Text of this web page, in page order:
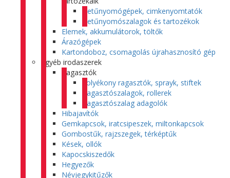
Betűnyomógépek, cimkenyomtatók
Betűnyomószalagok és tartozékok
Elemek, akkumulátorok, töltők
Árazógépek
Kartondoboz, csomagolás újrahasznosító gép
Egyéb irodaszerek
Ragasztók
Folyékony ragasztók, sprayk, stiftek
Ragasztószalagok, rollerek
Ragasztószalag adagolók
Hibajavítók
Gemkapcsok, iratcsipeszek, miltonkapcsok
Gombostűk, rajzszegek, térképtűk
Kések, ollók
Kapocskiszedők
Hegyezők
Névjegykitűzők